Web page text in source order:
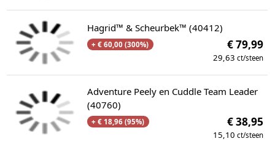
Hagrid™ & Scheurbek™ (40412)
+ € 60,00 (300%) € 79,99
29,63 ct/steen
Adventure Peely en Cuddle Team Leader
(40760)
+ € 18,96 (95%) € 38,95
15,10 ct/steen